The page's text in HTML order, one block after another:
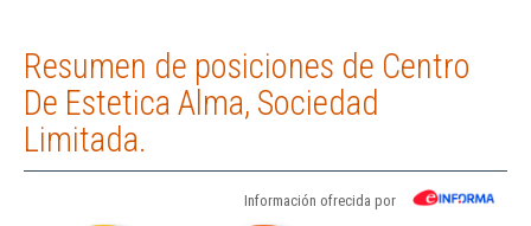
Resumen de posiciones de Centro
De Estetica Alma, Sociedad
Limitada.
Información ofrecida por